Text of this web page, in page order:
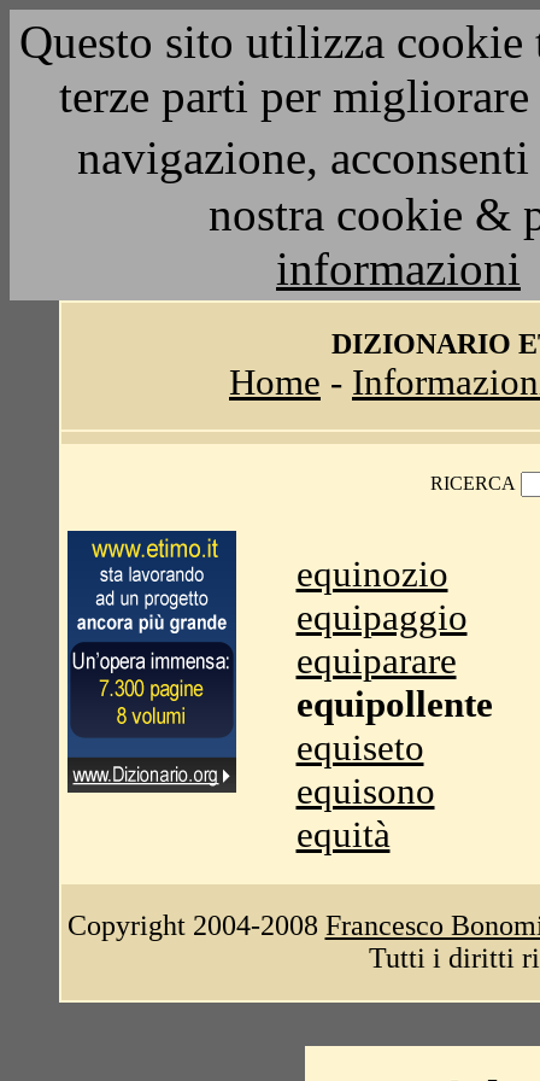
Questo sito utilizza
terze parti per
navigazione,
nostra cookie &
informazioni
DIZIONARIO
Home -
RICERCA
equinozio
equipaggio
equiparare
equipollente
equiseto
equisono
equità
Copyright 2004-2008 Francesco
Tutti i diritti